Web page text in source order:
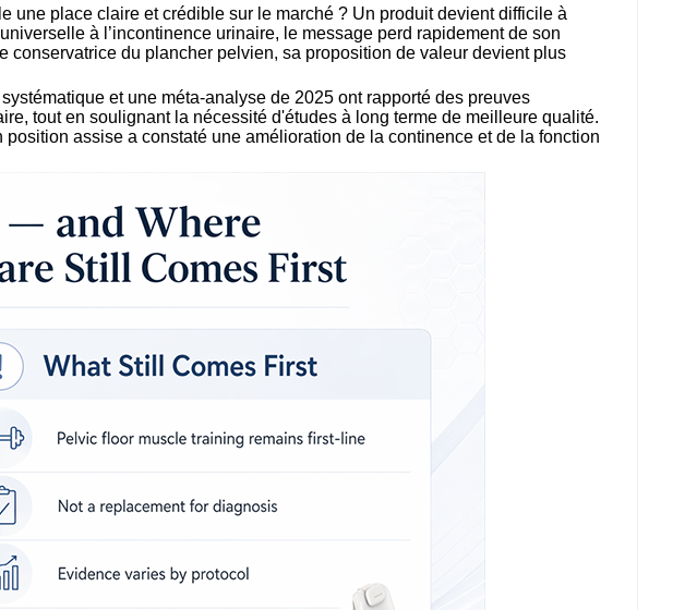
une place claire et crédible sur le marché ? Un produit devient difficile à
à l’incontinence urinaire, le message perd rapidement de son
conservatrice du plancher pelvien, sa proposition de valeur devient plus
et une méta-analyse de 2025 ont rapporté des preuves
tout en soulignant la nécessité d'études à long terme de meilleure qualité.
assise a constaté une amélioration de la continence et de la fonction